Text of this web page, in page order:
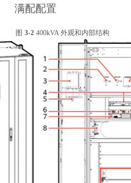
满配配置
图 3-2 400kVA 外观和内部结构